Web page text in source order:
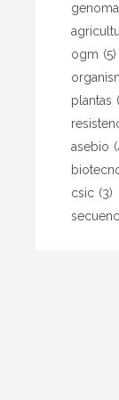
genoma
ogm (5)
plantas
asebio
csic (3)